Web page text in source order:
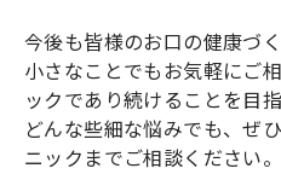
今後も皆様のお口の健康づ
小さなことでもお気軽にご
ックであり続けることを目指
どんな些細な悩みでも、ぜ
ニックまでご相談ください。